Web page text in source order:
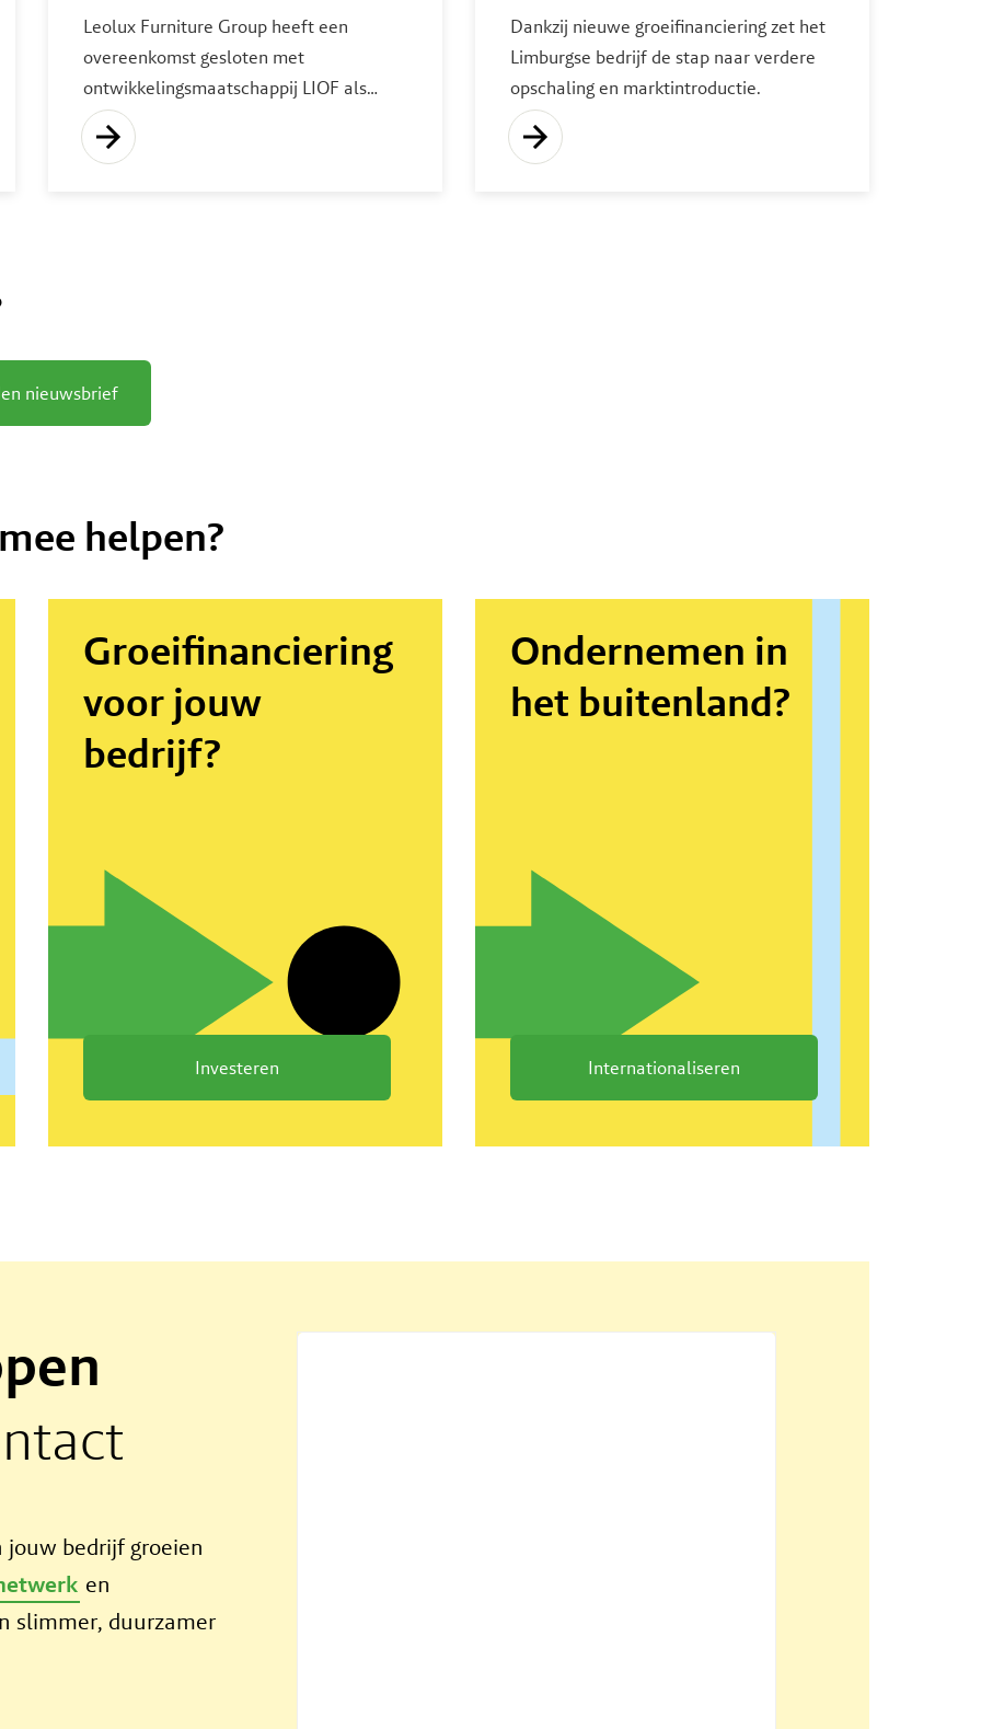
Leolux Furniture Group heeft een
overeenkomst gesloten met
ontwikkelingsmaatschappij LIOF als
investeerder en strategisch partner. Het
Venlose merk wil verder
toekomstbestendig te maken.
Dankzij nieuwe groeifinanciering zet het
Limburgse bedrijf de stap naar verdere
opschaling en marktintroductie.
nieuwsbrief
helpen?
Groeifinanciering
voor jouw
bedrijf?
Investeren
Ondernemen in
het buitenland?
Internationaliseren
jouw bedrijf groeien
en
slimmer, duurzamer